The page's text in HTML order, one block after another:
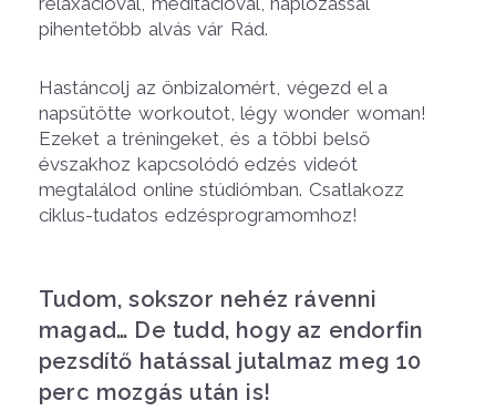
pihentetőbb alvás vár Rád.
Hastáncolj az önbizalomért, végezd el a
napsütötte workoutot, légy wonder woman!
Ezeket a tréningeket, és a többi belső
évszakhoz kapcsolódó edzés videót
megtalálod online stúdiómban. Csatlakozz
ciklus-tudatos edzésprogramomhoz!
Tudom, sokszor nehéz rávenni
magad… De tudd, hogy az endorfin
pezsdítő hatással jutalmaz meg 10
perc mozgás után is!